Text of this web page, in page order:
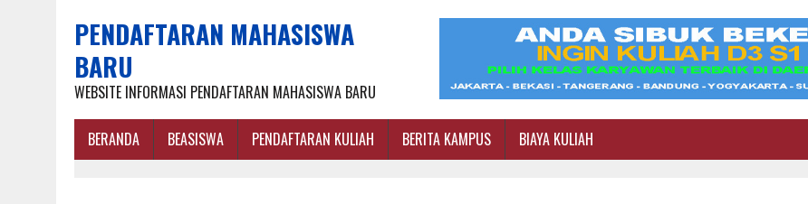
PENDAFTARAN MAHASISWA
BARU
WEBSITE INFORMASI PENDAFTARAN MAHASISWA BARU
BERANDA BEASISWA PENDAFTARAN KULIAH BERITA KAMPUS BIAYA KULIAH